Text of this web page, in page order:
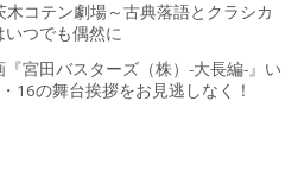
コテン劇場～古典落語とクラシカ
つでも偶然に
宮田バスターズ（株）-大長編-』い
16の舞台挨拶をお見逃しなく！